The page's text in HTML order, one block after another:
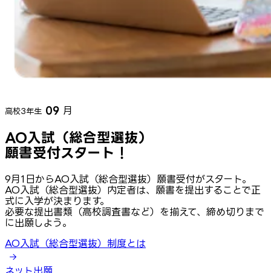
高校3年生 09 月
AO入試（総合型選抜）
願書受付スタート！
9月1日からAO入試（総合型選抜）願書受付がスタート。
AO入試（総合型選抜）内定者は、願書を提出することで正
式に入学が決まります。
必要な提出書類（高校調査書など）を揃えて、締め切りまで
に出願しよう。
AO入試（総合型選抜）制度とは
ネット出願